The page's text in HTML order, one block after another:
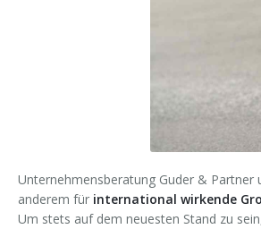
Unternehmensberatung Guder & Partner
anderem für international wirkende
Um stets auf dem neuesten Stand zu